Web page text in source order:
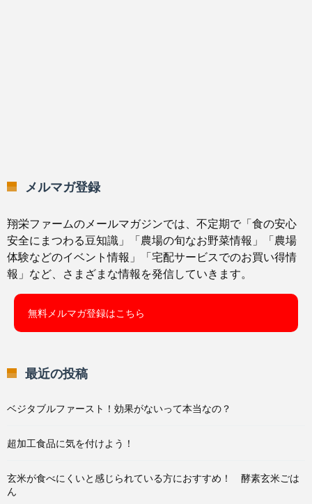
メルマガ登録
翔栄ファームのメールマガジンでは、不定期で「食の安心
安全にまつわる豆知識」「農場の旬なお野菜情報」「農場
体験などのイベント情報」「宅配サービスでのお買い得情
報」など、さまざまな情報を発信していきます。
無料メルマガ登録はこちら
最近の投稿
ベジタブルファースト！効果がないって本当なの？
超加工食品に気を付けよう！
玄米が食べにくいと感じられている方におすすめ！ 酵素玄米ごは
ん